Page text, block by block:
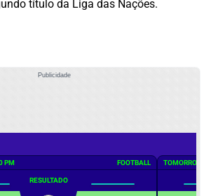
título da Liga das Nações.
Publicidade